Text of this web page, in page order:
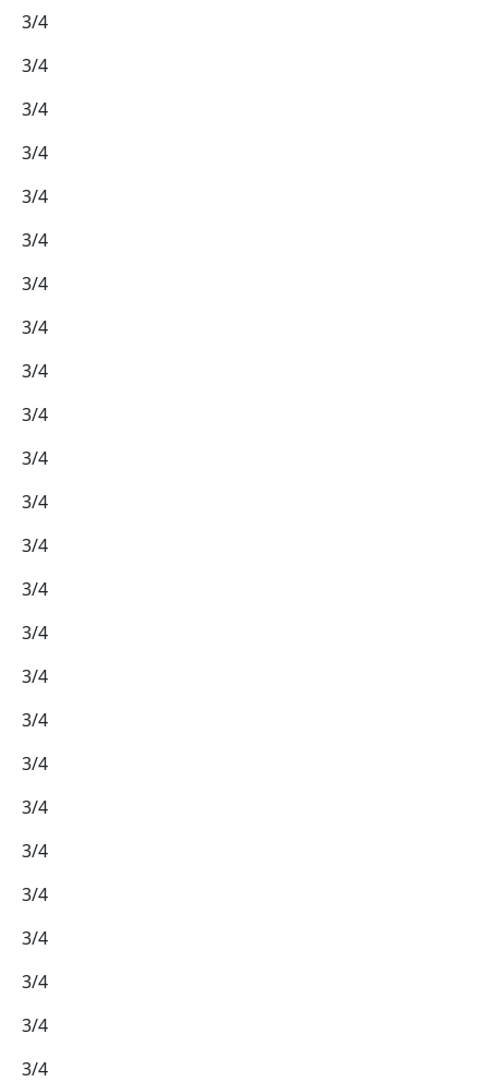
3/4
3/4
3/4
3/4
3/4
3/4
3/4
3/4
3/4
3/4
3/4
3/4
3/4
3/4
3/4
3/4
3/4
3/4
3/4
3/4
3/4
3/4
3/4
3/4
3/4